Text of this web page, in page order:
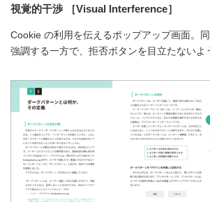
視覚的干渉 ［Visual Interference］
Cookie の利用を伝えるポップアップ画面。
強調する一方で、拒否ボタンを目立たないよ